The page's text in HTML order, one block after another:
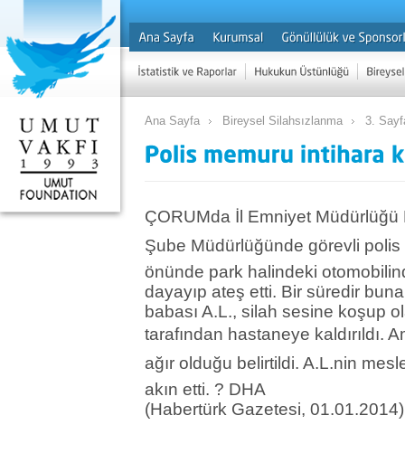
Ana Sayfa Bireysel Silahsızlanma 3.
ÇORUMda İl Emniyet
Şube Müdürlüğünde görevli
önünde park halindeki
dayayıp ateş etti. Bir süredir
babası A.L., silah sesine koşup
tarafından hastaneye kaldırıldı.
ağır olduğu belirtildi. A.L.nin
akın etti. ? DHA
(Habertürk Gazetesi, 01.01.2014)